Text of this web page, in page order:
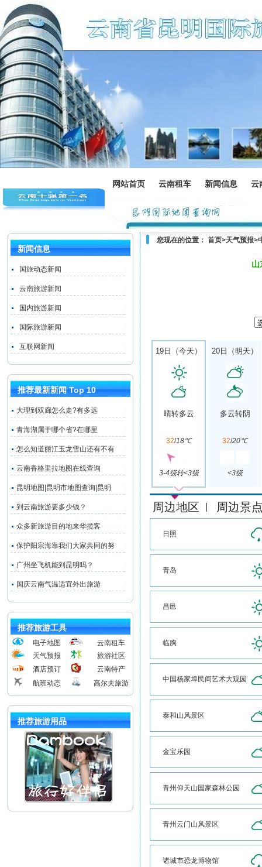
网站首页 云南租车 新闻信息 云
新闻信息
国旅动态新闻
云南旅游新闻
国内旅游新闻
国际旅游新闻
互联网新闻
推荐最新新闻 Top 10
大理到双廊怎么走?有多远
青海湖属于哪个省?在哪里
怎么知道丽江玉龙雪山还有不有
云南香格里拉地图在线查询
昆明地图|昆明市地图查询|昆明
到云南旅游要多少钱？
众多新旅游目的地来华揽客
保护阳宗海靠我们大家共同的努
广州坐飞机能到昆明吗？
国庆云南气温适宜外出旅游
推荐旅游工具
电子地图
云南租车
天气预报
旅游社区
酒店预订
云南特产
航班动态
高尔夫旅游
推荐旅游用品
您现在的位置： 首页>天气预报>
山
19日（今天）
晴转多云
32/18℃
3-4级转<3级
20日（明天）
多云转阴
32/20℃
<3级
周边地区 周边景
日照
青岛
昌邑
临朐
中国杨家埠民间艺术大观园
泰和山风景区
金宝乐园
青州仰天山国家森林公园
青州云门山风景区
诸城市恐龙博物馆